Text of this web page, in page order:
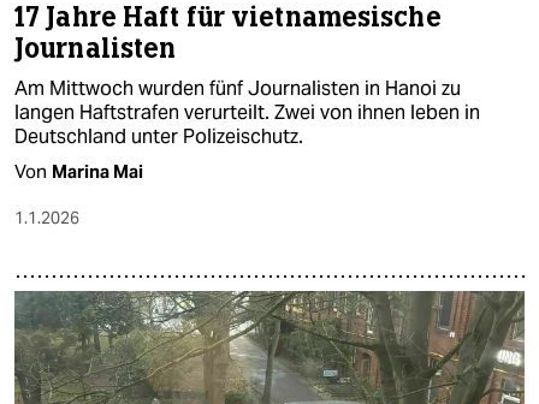
17 Jahre Haft für vietnamesische
Journalisten
Am Mittwoch wurden fünf Journalisten in Hanoi zu
langen Haftstrafen verurteilt. Zwei von ihnen leben in
Deutschland unter Polizeischutz.
Von Marina Mai
1.1.2026